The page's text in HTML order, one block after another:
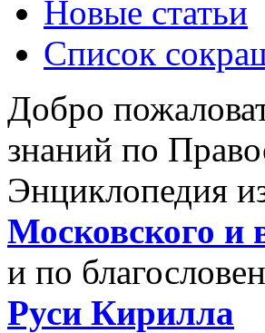
Новые статьи
Список
Добро
знаний по
Энциклопедия
Московского и
и по
Руси Кирилла